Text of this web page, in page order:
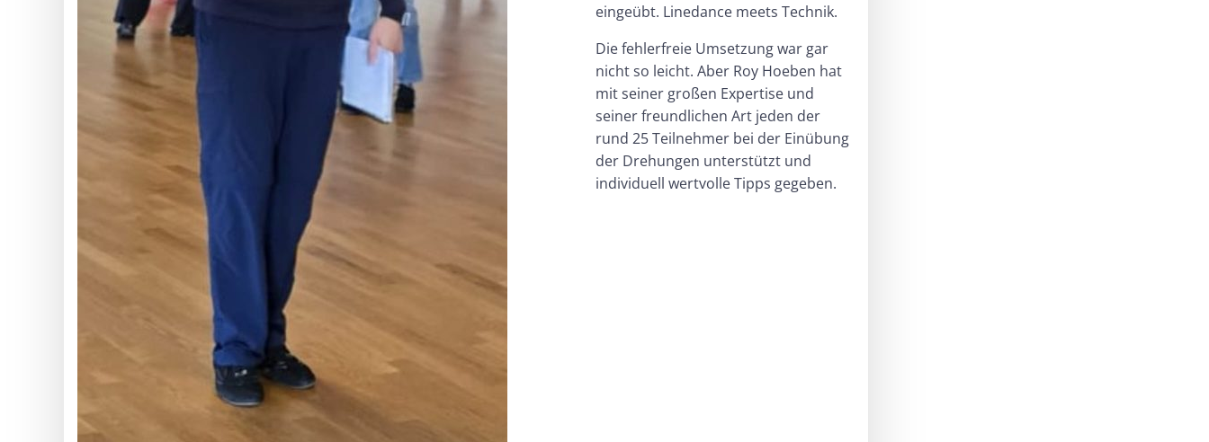
eingeübt. Linedance meets Technik.
Die fehlerfreie Umsetzung war gar
nicht so leicht. Aber Roy Hoeben hat
mit seiner großen Expertise und
seiner freundlichen Art jeden der
rund 25 Teilnehmer bei der Einübung
der Drehungen unterstützt und
individuell wertvolle Tipps gegeben.